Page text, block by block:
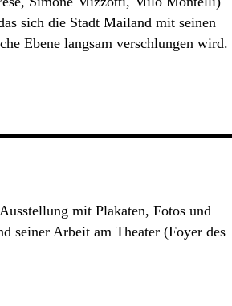
sich die Stadt Mailand mit seinen
Ebene langsam verschlungen wird.
mit Plakaten, Fotos und
seiner Arbeit am Theater (Foyer des